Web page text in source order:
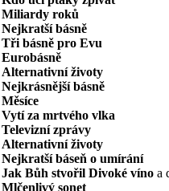
Miliardy roků
Nejkratší básně
Tři básně pro Evu
Eurobásně
Alternativní životy
Nejkrásnější básně
Měsíce
Vytí za mrtvého vlka
Televizní zprávy
Alternativní životy
Nejkratší báseň o umírání
Jak Bůh stvořil Divoké víno a
Mlčenlivý sonet